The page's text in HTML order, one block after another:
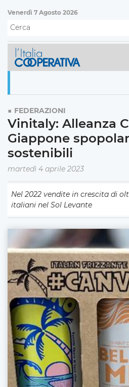
Venerdì 7 Agosto 2026
FEDERAZIONI
Vinitaly: Alleanza
Giappone
sostenibili
martedì 4 aprile 2023
Nel 2022 vendite in crescita di
italiani nel Sol Levante